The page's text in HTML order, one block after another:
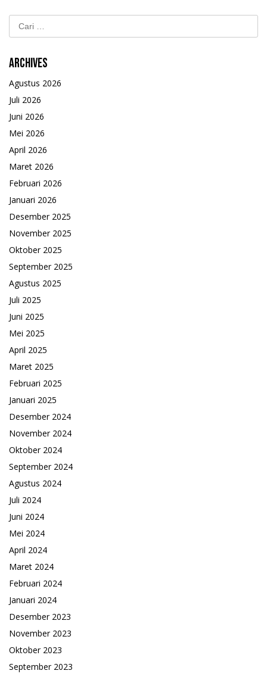
Cari
untuk:
Archives
Agustus 2026
Juli 2026
Juni 2026
Mei 2026
April 2026
Maret 2026
Februari 2026
Januari 2026
Desember 2025
November 2025
Oktober 2025
September 2025
Agustus 2025
Juli 2025
Juni 2025
Mei 2025
April 2025
Maret 2025
Februari 2025
Januari 2025
Desember 2024
November 2024
Oktober 2024
September 2024
Agustus 2024
Juli 2024
Juni 2024
Mei 2024
April 2024
Maret 2024
Februari 2024
Januari 2024
Desember 2023
November 2023
Oktober 2023
September 2023